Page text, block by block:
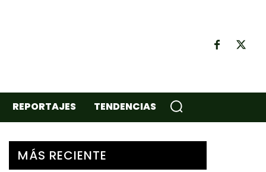
REPORTAJES TENDENCIAS
MÁS RECIENTE